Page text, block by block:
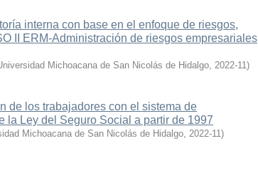
interna con base en el enfoque de riesgos,
II ERM-Administración de riesgos empresariales
Michoacana de San Nicolás de Hidalgo, 2022-11)
de los trabajadores con el sistema de
la Ley del Seguro Social a partir de 1997
Michoacana de San Nicolás de Hidalgo, 2022-11)